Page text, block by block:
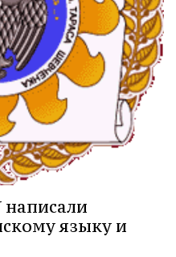
языку и